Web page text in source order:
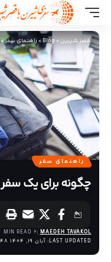
قصر شیرین>
Blog
>راهنمای سفر>
راهنمای سفر
چگونه برای یک
LAST UPDATED: آبان 19, 1404 12:48 ب.ظ
MAEDEH TAVAKOL
6 MIN READ